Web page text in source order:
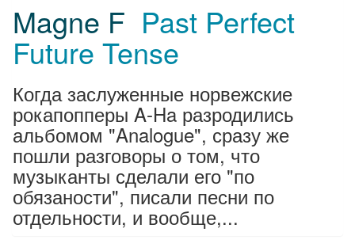
Magne F Past Perfect
Future Tense
Когда заслуженные норвежские
рокапопперы A-Ha разродились
альбомом "Analogue", сразу же
пошли разговоры о том, что
музыканты сделали его "по
обязаности", писали песни по
отдельности, и вообще,...